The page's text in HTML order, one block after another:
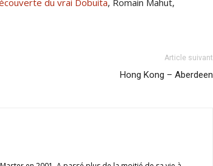
du vrai Dobuita, Romain Mahut,
Article suivant
Hong Kong – Aberdeen